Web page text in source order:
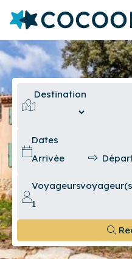
Destination
Dates
Voyageurs